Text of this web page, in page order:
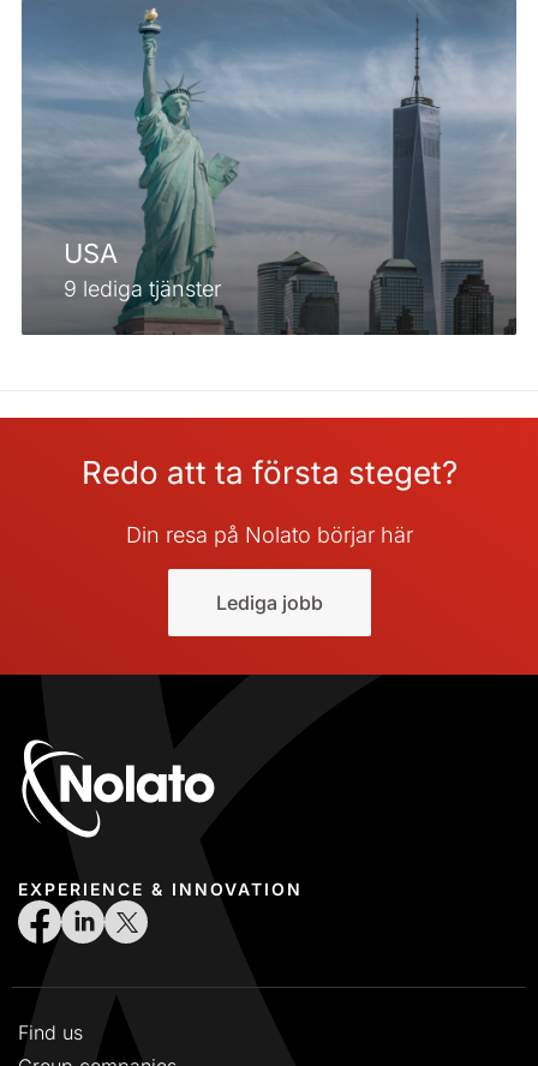
USA
9 lediga tjänster
Redo att ta första steget?
Din resa på Nolato börjar här
Lediga jobb
EXPERIENCE & INNOVATION
Find us